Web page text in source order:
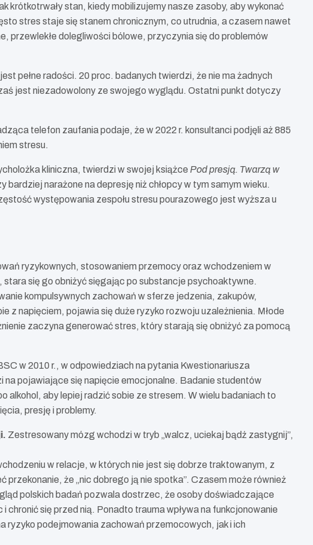
stan, kiedy mobilizujemy nasze zasoby, aby wykonać
stres staje się stanem chronicznym, co utrudnia, a czasem nawet
przewlekłe dolegliwości bólowe, przyczynia się do problemów
pełne radości. 20 proc. badanych twierdzi, że nie ma żadnych
jest niezadowolony ze swojego wyglądu. Ostatni punkt dotyczy
telefon zaufania podaje, że w 2022 r. konsultanci podjęli aż 885
stresu.
kliniczna, twierdzi w swojej książce Pod presją. Twarzą w
narażone na depresję niż chłopcy w tym samym wieku.
występowania zespołu stresu pourazowego jest wyższa u
ryzykownych, stosowaniem przemocy oraz wchodzeniem w
się go obniżyć sięgając po substancje psychoaktywne.
kompulsywnych zachowań w sferze jedzenia, zakupów,
z napięciem, pojawia się duże ryzyko rozwoju uzależnienia. Młode
zaczyna generować stres, który starają się obniżyć za pomocą
w 2010 r., w odpowiedziach na pytania Kwestionariusza
na pojawiające się napięcie emocjonalne. Badanie studentów
alkohol, aby lepiej radzić sobie ze stresem. W wielu badaniach to
presję i problemy.
Zestresowany mózg wchodzi w tryb „walcz, uciekaj bądź zastygnij”,
w relacje, w których nie jest się dobrze traktowanym, z
że „nic dobrego ją nie spotka”. Czasem może również
polskich badań pozwala dostrzec, że osoby doświadczające
się przed nią. Ponadto trauma wpływa na funkcjonowanie
ryzyko podejmowania zachowań przemocowych, jak i ich